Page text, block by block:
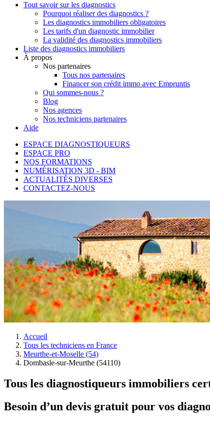
Tout savoir sur les diagnostics
Pourquoi réaliser des diagnostics ?
Les diagnostics immobiliers obligatoires
Les tarifs d'un diagnostic immobilier
La validité des diagnostics immobiliers
Liste des diagnostics immobiliers
À propos
Nos partenaires
Tous nos partenaires
Financer son crédit immo avec Empruntis
Qui sommes-nous ?
Blog
Nos agences
Nos techniciens partenaires
Aide
ESPACE DIAGNOSTIQUEURS
ESPACE PRO
NOS FORMATIONS
NUMÉRISATION 3D - BIM
ACTUALITÉS DIVERSES
CONTACTEZ-NOUS
Accueil
Tous les techniciens en France
Meurthe-et-Moselle (54)
Dombasle-sur-Meurthe (54110)
Tous les diagnostiqueurs immobiliers
Besoin d’un devis gratuit pour vos